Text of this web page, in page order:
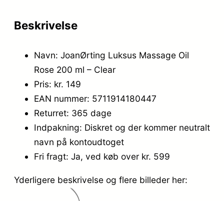
Beskrivelse
Navn: JoanØrting Luksus Massage Oil
Rose 200 ml – Clear
Pris: kr. 149
EAN nummer: 5711914180447
Returret: 365 dage
Indpakning: Diskret og der kommer neutralt
navn på kontoudtoget
Fri fragt: Ja, ved køb over kr. 599
Yderligere beskrivelse og flere billeder her: